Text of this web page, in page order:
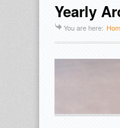
Yearly
You are here: